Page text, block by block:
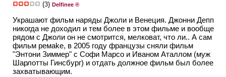
(3) Delfinee ®
Украшают фильм наряды Джоли и Венеция. Джонни Депп
никогда не доходил и тем более в этом фильме и вообще
рядом с Джоли он не смотрится, мелковат, что ли.. А сам
фильм ремake, в 2005 году французы сняли фильм
"Энтони Зиммер" с Софи Марсо и Иваном Аталлом (муж
Шарлотты Гинсбург) и отдать должное фильм был более
захватывающим.